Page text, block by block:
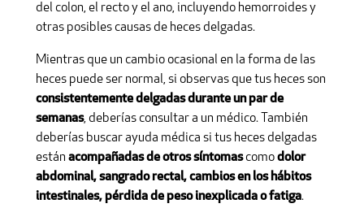
del colon, el recto y el ano, incluyendo hemorroides y
otras posibles causas de heces delgadas.
Mientras que un cambio ocasional en la forma de las
heces puede ser normal, si observas que tus heces son
consistentemente delgadas durante un par de
semanas, deberías consultar a un médico. También
deberías buscar ayuda médica si tus heces delgadas
están acompañadas de otros síntomascomodolor
abdominal, sangrado rectal, cambios en los hábitos
intestinales, pérdida de peso inexplicada o fatiga.